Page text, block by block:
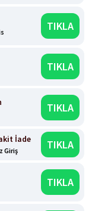
TIKLA
TIKLA
TIKLA
İade
Giriş TIKLA
TIKLA